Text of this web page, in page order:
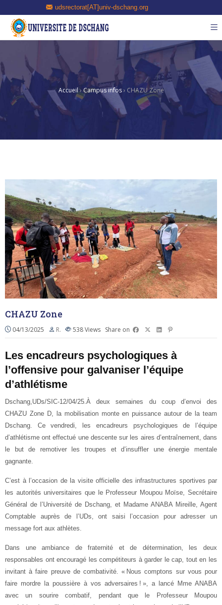
udsrectorat[AT]univ-dschang.org
Accueil›Campus infos› CHAZU Zone
CHAZU Zone
04/13/2025 R. 538Views Share on
Les encadreurs psychologiques à
l’offensive pour galvaniser l’équipe
d’athlétisme
Dschang,UDs/SIC-12/04/25.À deux semaines du coup d’envoi des
CHAZU Zone D, la mobilisation monte en puissance autour de la team
Dschang. Ce vendredi, les encadreurs psychologiques de l’équipe
d’athlétisme ont effectué une descente sur les aires d’entraînement, dans
le but de remotiver les troupes et d’insuffler une énergie mentale
gagnante.
C’est à l’occasion de la visite officielle des infrastructures sportives par
les autorités universitaires que le Professeur Moupou Moïse, Secrétaire
Général de l’Université de Dschang, et Madame ANABA Mireille, Agent
Comptable auprès de l’UDs, ont saisi l’occasion pour adresser un
message fort aux athlètes.
Dans une ambiance de fraternité et de détermination, les deux
responsables ont encouragé les compétiteurs à garder le cap, tout en les
invitant à faire preuve de combativité. « Nous comptons sur vous pour
faire mordre la poussière à vos adversaires ! », a lancé Mme ANABA
avec un sourire combatif, pendant que le Professeur Moupou